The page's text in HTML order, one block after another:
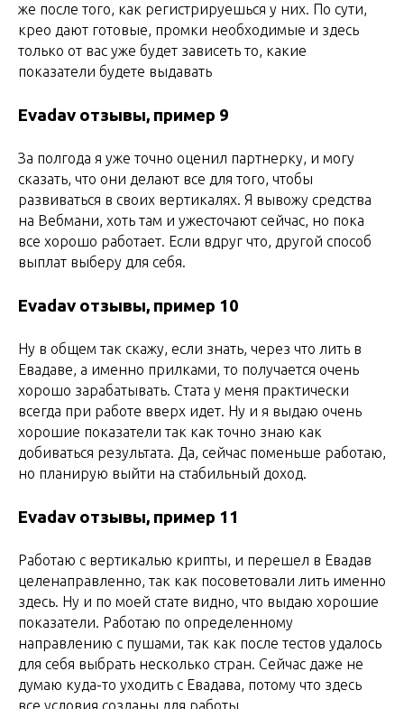
же после того, как регистрируешься у них. По сути,
крео дают готовые, промки необходимые и здесь
только от вас уже будет зависеть то, какие
показатели будете выдавать
Evadav отзывы, пример 9
За полгода я уже точно оценил партнерку, и могу
сказать, что они делают все для того, чтобы
развиваться в своих вертикалях. Я вывожу средства
на Вебмани, хоть там и ужесточают сейчас, но пока
все хорошо работает. Если вдруг что, другой способ
выплат выберу для себя.
Evadav отзывы, пример 10
Ну в общем так скажу, если знать, через что лить в
Евадаве, а именно прилками, то получается очень
хорошо зарабатывать. Стата у меня практически
всегда при работе вверх идет. Ну и я выдаю очень
хорошие показатели так как точно знаю как
добиваться результата. Да, сейчас поменьше работаю,
но планирую выйти на стабильный доход.
Evadav отзывы, пример 11
Работаю с вертикалью крипты, и перешел в Евадав
целенаправленно, так как посоветовали лить именно
здесь. Ну и по моей стате видно, что выдаю хорошие
показатели. Работаю по определенному
направлению с пушами, так как после тестов удалось
для себя выбрать несколько стран. Сейчас даже не
думаю куда-то уходить с Евадава, потому что здесь
все условия созданы для работы.